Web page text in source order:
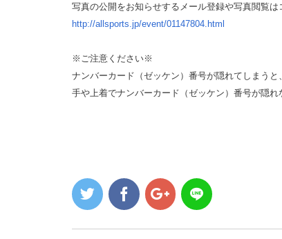
写真の公開をお知らせするメール登録や写真閲覧は
http://allsports.jp/event/01147804.html
※ご注意ください※
ナンバーカード（ゼッケン）番号が隠れてしまうと
手や上着でナンバーカード（ゼッケン）番号が隠れ